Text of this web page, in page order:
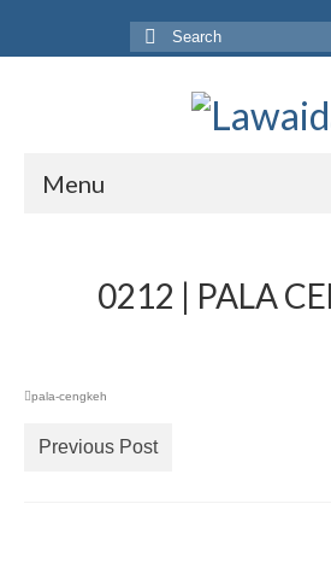
Search
for:
Menu
Produk
Galeri
Jurnal
0212 | PALA
pala-cengkeh
Previous Post